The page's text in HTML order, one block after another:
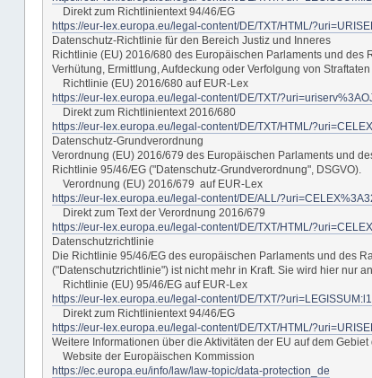
Direkt zum Richtlinientext 94/46/EG
https://eur-lex.europa.eu/legal-content/DE/TXT/HTML/
Datenschutz-Richtlinie für den Bereich Justiz und Inneres
Richtlinie (EU) 2016/680 des Europäischen Parlaments und
Verhütung, Ermittlung, Aufdeckung oder Verfolgung von
Richtlinie (EU) 2016/680 auf EUR-Lex
https://eur-lex.europa.eu/legal-content/DE/TXT/
Direkt zum Richtlinientext 2016/680
https://eur-lex.europa.eu/legal-content/DE/TXT/HTML/
Datenschutz-Grundverordnung
Verordnung (EU) 2016/679 des Europäischen Parlaments und
Richtlinie 95/46/EG ("Datenschutz-Grundverordnung", DSGVO).
Verordnung (EU) 2016/679 auf EUR-Lex
https://eur-lex.europa.eu/legal-content/DE/ALL/
Direkt zum Text der Verordnung 2016/679
https://eur-lex.europa.eu/legal-content/DE/TXT/HTML/
Datenschutzrichtlinie
Die Richtlinie 95/46/EG des europäischen Parlaments und des
("Datenschutzrichtlinie") ist nicht mehr in Kraft. Sie wird hier nur
Richtlinie (EU) 95/46/EG auf EUR-Lex
https://eur-lex.europa.eu/legal-content/DE/TXT/
Direkt zum Richtlinientext 94/46/EG
https://eur-lex.europa.eu/legal-content/DE/TXT/HTML/
Weitere Informationen über die Aktivitäten der EU auf dem
Website der Europäischen Kommission
https://ec.europa.eu/info/law/law-topic/data-protection_de